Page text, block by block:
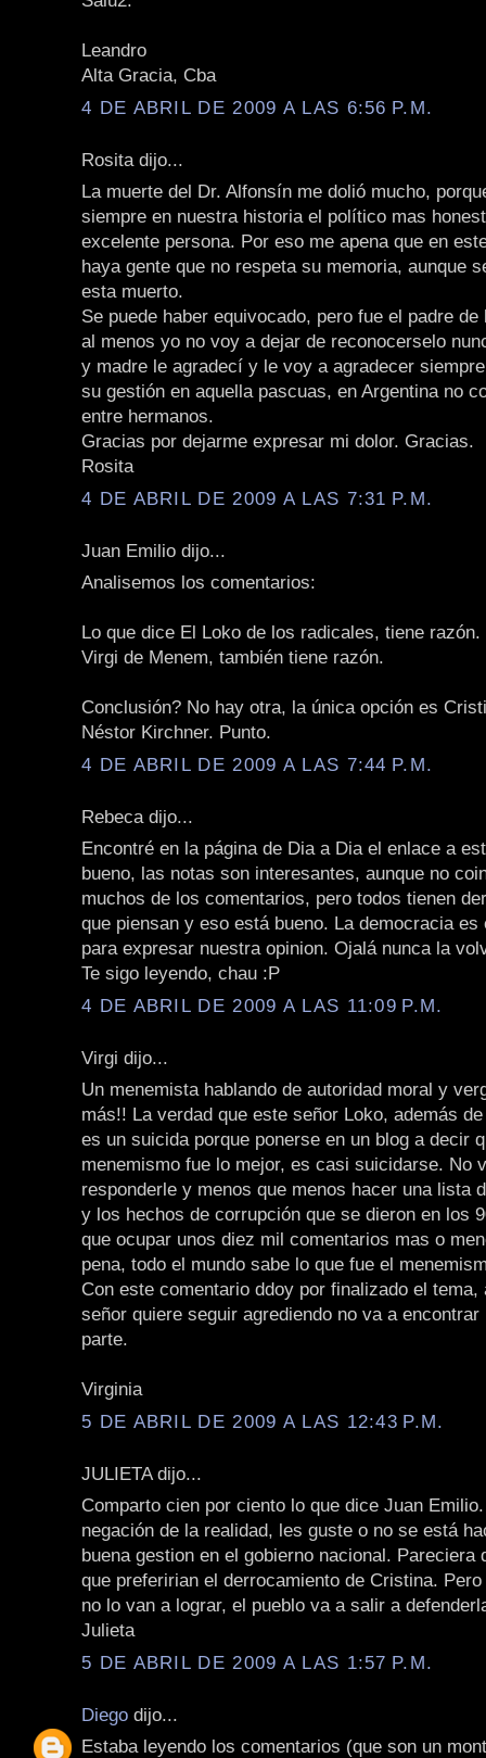
Leandro
Alta Gracia, Cba
4 DE ABRIL DE 2009 A LAS 6:56 P.M.
Rosita dijo...
La muerte del Dr. Alfonsín me dolió mucho,
siempre en nuestra historia el político mas
excelente persona. Por eso me apena que en
haya gente que no respeta su memoria, aunque
esta muerto.
Se puede haber equivocado, pero fue el padre
al menos yo no voy a dejar de reconocerselo
y madre le agradecí y le voy a agradecer
su gestión en aquella pascuas, en Argentina no
entre hermanos.
Gracias por dejarme expresar mi dolor. Gracias.
Rosita
4 DE ABRIL DE 2009 A LAS 7:31 P.M.
Juan Emilio dijo...
Analisemos los comentarios:
Lo que dice El Loko de los radicales, tiene
Virgi de Menem, también tiene razón.
Conclusión? No hay otra, la única opción es
Néstor Kirchner. Punto.
4 DE ABRIL DE 2009 A LAS 7:44 P.M.
Rebeca dijo...
Encontré en la página de Dia a Dia el enlace a
bueno, las notas son interesantes, aunque no
muchos de los comentarios, pero todos tienen
que piensan y eso está bueno. La democracia es
para expresar nuestra opinion. Ojalá nunca la
Te sigo leyendo, chau :P
4 DE ABRIL DE 2009 A LAS 11:09 P.M.
Virgi dijo...
Un menemista hablando de autoridad moral y
más!! La verdad que este señor Loko, además
es un suicida porque ponerse en un blog a decir
menemismo fue lo mejor, es casi suicidarse. No
responderle y menos que menos hacer una lista
y los hechos de corrupción que se dieron en los
que ocupar unos diez mil comentarios mas o
pena, todo el mundo sabe lo que fue el
Con este comentario ddoy por finalizado el
señor quiere seguir agrediendo no va a
parte.
Virginia
5 DE ABRIL DE 2009 A LAS 12:43 P.M.
JULIETA dijo...
Comparto cien por ciento lo que dice Juan
negación de la realidad, les guste o no se está
buena gestion en el gobierno nacional. Pareciera
que preferirian el derrocamiento de Cristina.
no lo van a lograr, el pueblo va a salir a
Julieta
5 DE ABRIL DE 2009 A LAS 1:57 P.M.
Diego dijo...
Estaba leyendo los comentarios (que son un